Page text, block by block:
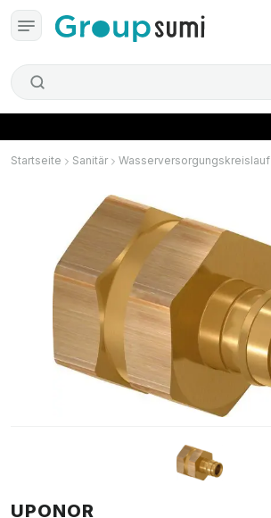
Startseite Sanitär Wasserversorgungskreislauf
UPONOR